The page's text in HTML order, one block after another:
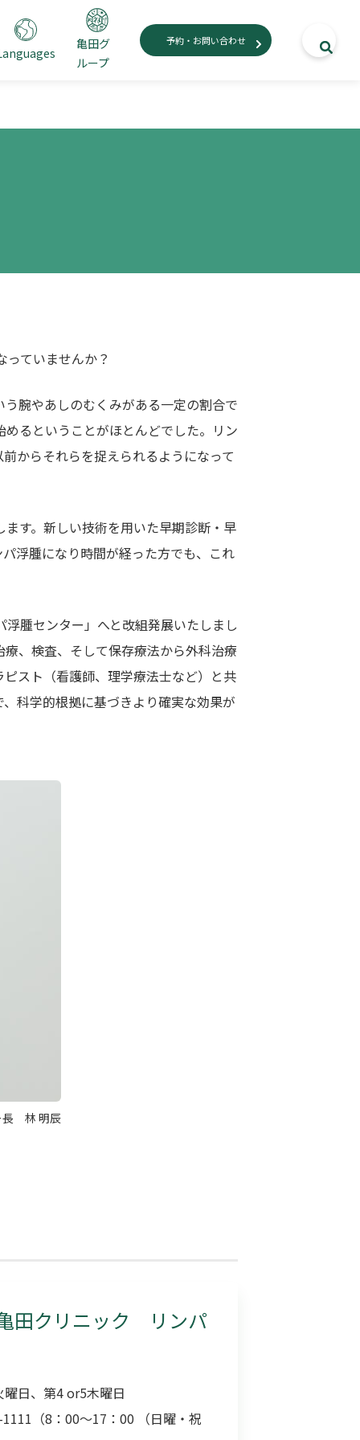
亀田グ
ループ
予約・お問い合わせ
ていませんか？
腕やあしのむくみがある一定の割合で
るということがほとんどでした。リン
からそれらを捉えられるようになって
す。新しい技術を用いた早期診断・早
浮腫になり時間が経った方でも、これ
腫センター」へと改組発展いたしまし
、検査、そして保存療法から外科治療
スト（看護師、理学療法士など）と共
科学的根拠に基づきより確実な効果が
長 林 明辰
田クリニック リンパ
日、第4 or5木曜日
（8：00〜17：00 （日曜・祝